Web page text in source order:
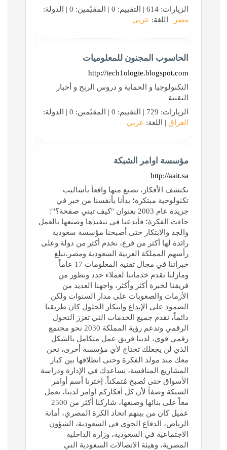
الزيارات: 614 | التقييم: 0 | المقيّمين: 0 | الدولة:
مصر | اللغة: عربي
الحاسوب المجنون للمعلوميات
http://tech1ologie.blogspot.com
التكنولوجيا و الحماية و دروس الربح و أخبار
التقنية
الزيارات: 729 | التقييم: 0 | المقيّمين: 0 | الدولة:
العراق | اللغة: عربي
مؤسسة اوامر الشبكة
http://aait.sa
نكتشف الأفكار، نصنع منها واقعاً بأساليب
تكنولوجية مبتكرة؛ بدأنا بأنفسنا من خبر في
جريدة عام 2003 بعنوان "كيف تبني صفحة؟"؛
جاءت الفكرة؛ فأبدعنا في تنفيذها وصنعها بالعمل
والجد والابتكار حتى أصبحنا مؤسسة سعودية
رائدة لها أكثر من فرع، نخدم أكثر من دولة وعلى
رأسهم المملكة العربية السعودية ومصر،تبلغ
خبراتنا في مجال تقنية المعلومات 17 عاماً
ومازلنا نقدم خدماتنا لعملاء جدد ونطور من
فريقنا لخبرة أكثر وأكثر، واجهنا العديد من
الأزمات والصعوبات على مدار السنوات ولكن
الصمود على الإبداع وابتكار الحلول كان طريقنا
دائماً، نقدم جميع الخدمات التي تعزز التحول
الرقمي وتدعم رؤية المملكة 2030 نحو مجتمع
رقمي قوي، لدينا فريق عمل متكامل بالشكل
الذي لن يجعلك تحتاج لأي مؤسسة أخرى، نحن
معك منذ مولد الفكرة وحتى انطلاقها بين كبار
المشاريع المنافسة، نساعدك في الإدارة ودراسة
الأسواق حتى تُصبح مُتمكناً. إخترنا أسم أوامر
الشبكة وصفاً لأن كل أفكاركم أوامر لدينا، نعمل
معاً على بنائها وصنعها، شاركنا أكثر من 2500
عميل كان من بينهم اتحاد الكرة المصري، أمانة
الرياض، الدفاع الجوي في السعودية، الشؤون
الاجتماعية في السعودية، وزارة الداخلية
المصرية، وهيئة الاتصالات السعودية التي